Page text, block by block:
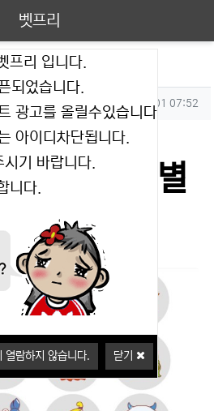
프리 입니다.
되었습니다.
광고를 올릴수있습니다
아이디차단됩니다.
기 바랍니다.
니다.
열람하지 않습니다. 닫기
벳프리
자리 운세
2026.06.01 07:52
월 01일 별
운세